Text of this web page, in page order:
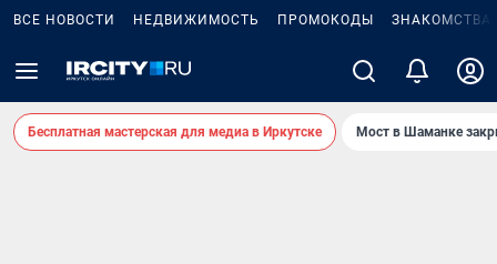
ВСЕ НОВОСТИ НЕДВИЖИМОСТЬ ПРОМОКОДЫ ЗНАКОМСТВА
Бесплатная мастерская для медиа в Иркутске Мост в Шаманке